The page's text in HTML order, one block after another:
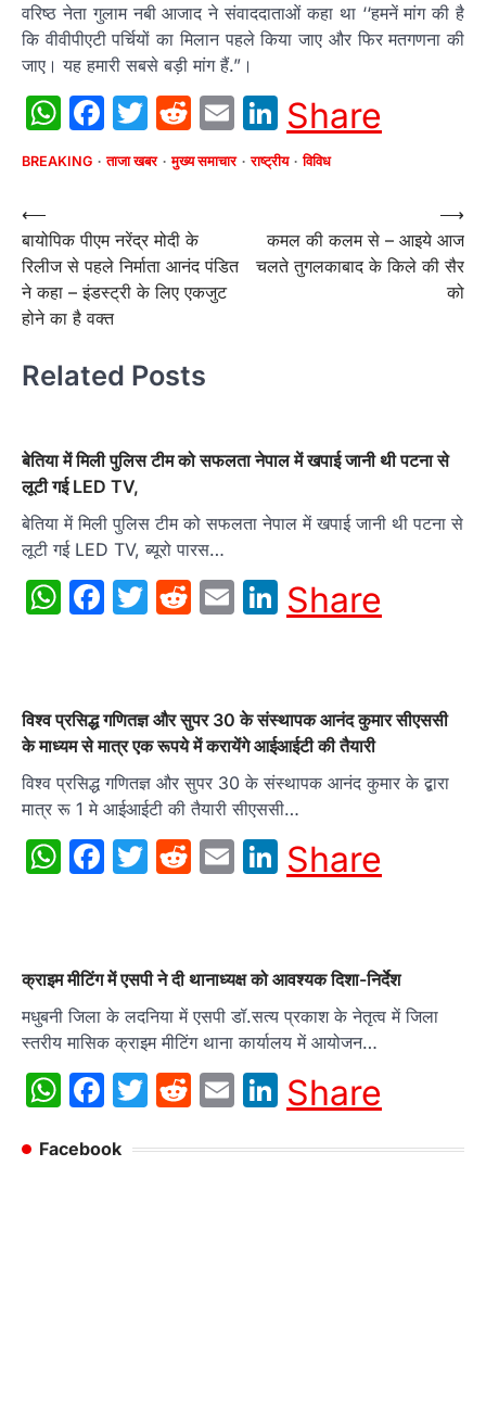
वरिष्ठ नेता गुलाम नबी आजाद ने संवाददाताओं कहा था ‘‘हमनें मांग की है
कि वीवीपीएटी पर्चियों का मिलान पहले किया जाए और फिर मतगणना की
जाए। यह हमारी सबसे बड़ी मांग हैं.”।
WhatsApp
Facebook
Twitter
Reddit
EmailLinkedIn
Share
BREAKING ताजा खबर मुख्य समाचार राष्ट्रीय विविध
Post
navigation
⟵
बायोपिक पीएम नरेंद्र मोदी के
रिलीज से पहले निर्माता आनंद पंडित
ने कहा – इंडस्ट्री के लिए एकजुट
होने का है वक्त
कमल की कलम से – आइये आज
चलते तुगलकाबाद के किले की सैर
को
⟶
Related Posts
बेतिया में मिली पुलिस टीम को सफलता नेपाल में खपाई जानी थी पटना से
लूटी गई LED TV,
बेतिया में मिली पुलिस टीम को सफलता नेपाल में खपाई जानी थी पटना से
लूटी गई LED TV, ब्यूरो पारस…
WhatsApp
Facebook
Twitter
Reddit
EmailLinkedIn
Share
विश्व प्रसिद्ध गणितज्ञ और सुपर 30 के संस्थापक आनंद कुमार सीएससी
के माध्यम से मात्र एक रूपये में करायेंगे आईआईटी की तैयारी
विश्व प्रसिद्ध गणितज्ञ और सुपर 30 के संस्थापक आनंद कुमार के द्बारा
मात्र रू 1 मे आईआईटी की तैयारी सीएससी…
WhatsApp
Facebook
Twitter
Reddit
EmailLinkedIn
Share
क्राइम मीटिंग में एसपी ने दी थानाध्यक्ष को आवश्यक दिशा-निर्देश
मधुबनी जिला के लदनिया में एसपी डॉ.सत्य प्रकाश के नेतृत्व में जिला
स्तरीय मासिक क्राइम मीटिंग थाना कार्यालय में आयोजन…
WhatsApp
Facebook
Twitter
Reddit
EmailLinkedIn
Share
Facebook